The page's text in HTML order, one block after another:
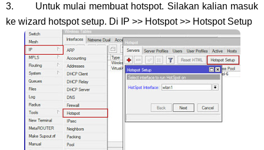
3. Untuk mulai membuat hotspot. Silakan kalian masuk
ke wizard hotspot setup. Di IP >> Hotspot >> Hotspot Setup